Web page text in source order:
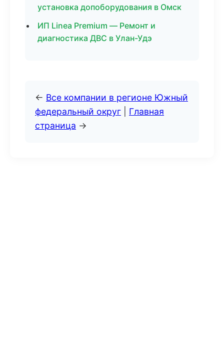
установка допоборудования в Омск
ИП Linea Premium — Ремонт и
диагностика ДВС в Улан-Удэ
← Все компании в регионе Южный
федеральный округ
Главная
страница →